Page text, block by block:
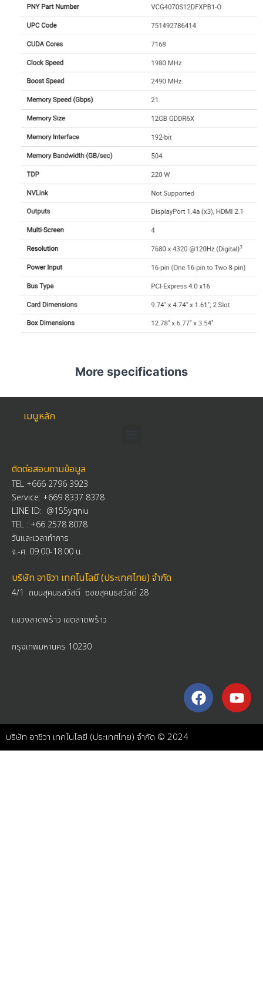
More specifications
เมนูหลัก
ติดต่อสอบถามข้อมูล
TEL +666 2796 3923
Service: +669 8337 8378
LINE ID: @155yqniu
TEL : +66 2578 8078
วันและเวลาทำการ
จ.-ศ. 09.00-18.00 น.
บริษัท อาชิวา เทคโนโลยี (ประเทศไทย) จำกัด
4/1 ถนนสุคนธสวัสดิ์ ซอยสุคนธสวัสดิ์ 28
แขวงลาดพร้าว เขตลาดพร้าว
กรุงเทพมหานคร 10230
บริษัท อาชิวา เทคโนโลยี (ประเทศไทย) จำกัด © 2024